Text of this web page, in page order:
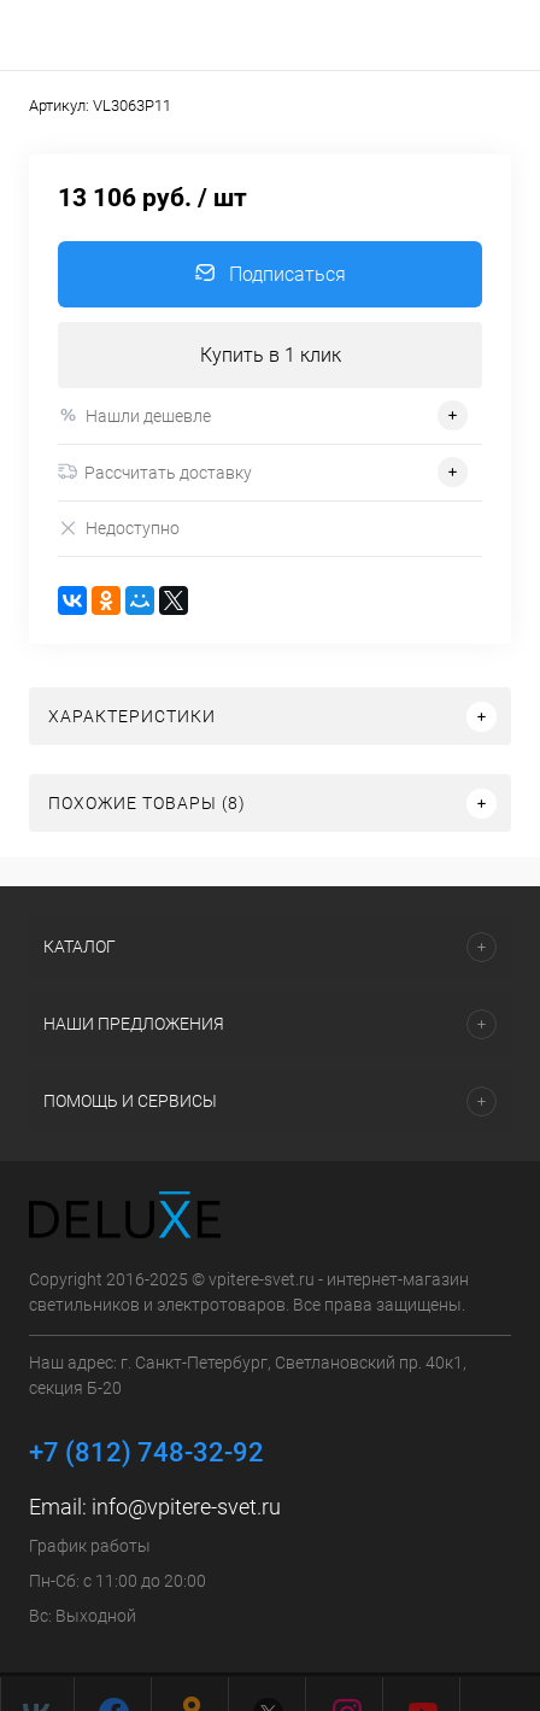
Артикул: VL3063P11
13 106 руб. / шт
Подписаться
Купить в 1 клик
Нашли дешевле
Рассчитать доставку
Недоступно
ХАРАКТЕРИСТИКИ
ПОХОЖИЕ ТОВАРЫ (8)
КАТАЛОГ
НАШИ ПРЕДЛОЖЕНИЯ
ПОМОЩЬ И СЕРВИСЫ
Copyright 2016-2025 © vpitere-svet.ru - интернет-магазин
светильников и электротоваров. Все права защищены.
Наш адрес: г. Санкт-Петербург, Светлановский пр. 40к1,
секция Б-20
+7 (812) 748-32-92
Email: info@vpitere-svet.ru
График работы
Пн-Сб: с 11:00 до 20:00
Вс: Выходной